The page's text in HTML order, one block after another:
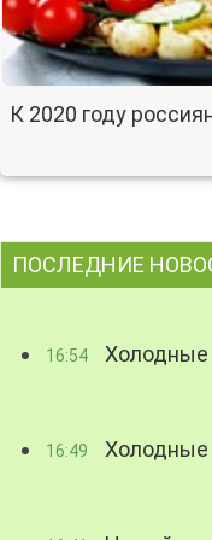
К 2020 году
ПОСЛЕДНИЕ
16:54 Холодные
16:49 Холодные